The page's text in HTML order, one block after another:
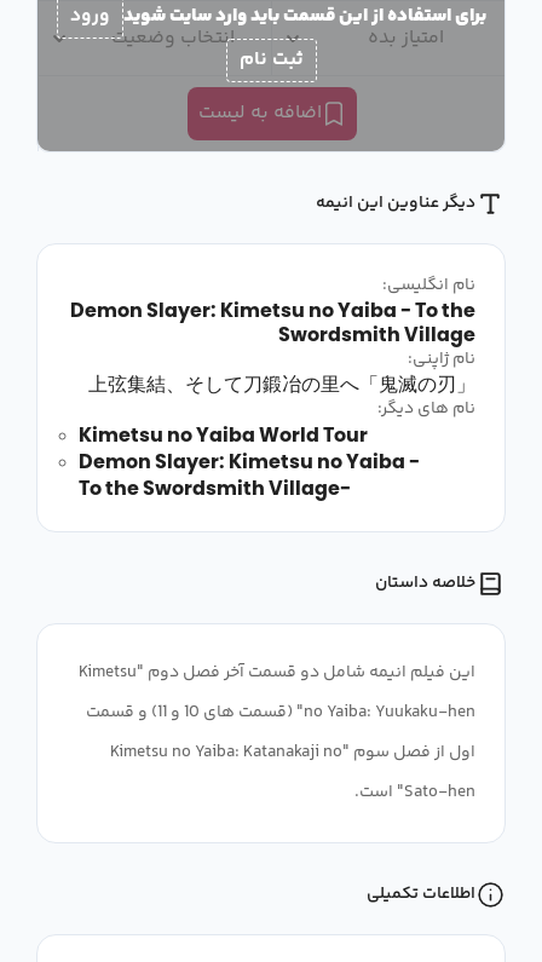
امتیاز بده انتخاب وضعیت
اضافه به لیست
برای استفاده از این قسمت باید وارد سایت شوید ورود
ثبت نام
دیگر عناوین این انیمه
نام انگلیسی:
Demon Slayer: Kimetsu no Yaiba - To the
Swordsmith Village
نام ژاپنی:
「鬼滅の刃」上弦集結、そして刀鍛冶の里へ
نام های دیگر:
Kimetsu no Yaiba World Tour
Demon Slayer: Kimetsu no Yaiba -
To the Swordsmith Village-
خلاصه داستان
این فیلم انیمه شامل دو قسمت آخر فصل دوم "Kimetsu
no Yaiba: Yuukaku-hen" (قسمت های 10 و 11) و قسمت
اول از فصل سوم "Kimetsu no Yaiba: Katanakaji no
Sato-hen" است.
اطلاعات تکمیلی